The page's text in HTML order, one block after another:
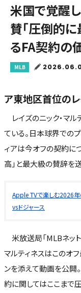
米国で覚醒
賛「圧倒的
るFA契約の
MLB
ア東地区首位の
レイズのニック・マ
ている。日本球界での
ィアは今オフの契約に
高」と最大級の賛辞を送
Apple TVで楽しむ2026
vsドジャース
米放送局「MLBネット
マルティネスはこのオ
ンを添えて動画を公開
約に関してはここまで